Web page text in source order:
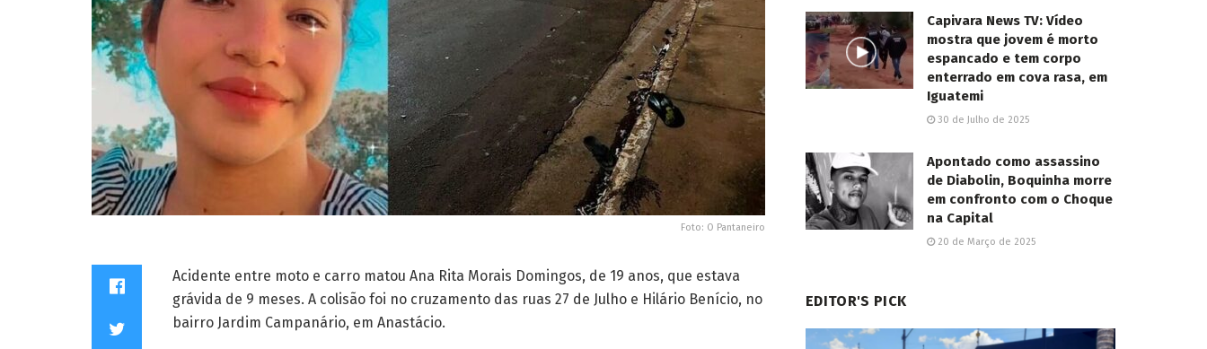
Foto: O Pantaneiro
Acidente entre moto e carro matou Ana Rita Morais Domingos, de 19 anos, que estava
grávida de 9 meses. A colisão foi no cruzamento das ruas 27 de Julho e Hilário Benício, no
bairro Jardim Campanário, em Anastácio.
Capivara News TV: Vídeo
mostra que jovem é morto
espancado e tem corpo
enterrado em cova rasa, em
Iguatemi
30 de Julho de 2025
Apontado como assassino
de Diabolin, Boquinha morre
em confronto com o Choque
na Capital
20 de Março de 2025
EDITOR'S PICK